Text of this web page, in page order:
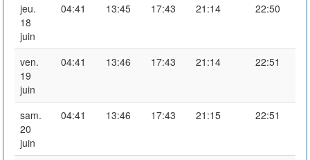
jeu.
18
juin
04:41 13:45 17:43 21:14 22:50
ven.
19
juin
04:41 13:46 17:43 21:14 22:51
sam.
20
juin
04:41 13:46 17:43 21:15 22:51